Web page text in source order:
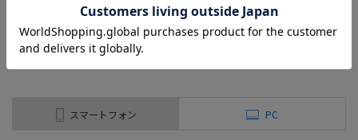
（全1 件）
スマートフォン PC